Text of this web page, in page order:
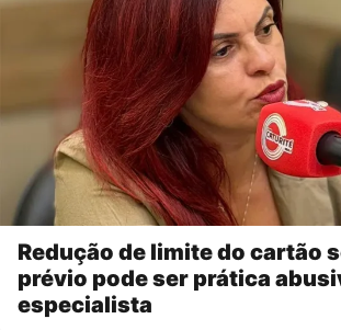
Redução de limite do cartão
prévio pode ser prática
especialista